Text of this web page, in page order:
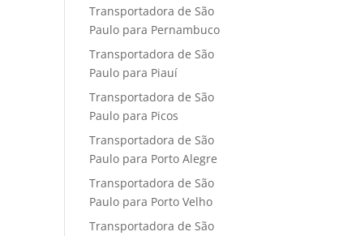
Transportadora de São
Paulo para Pernambuco
Transportadora de São
Paulo para Piauí
Transportadora de São
Paulo para Picos
Transportadora de São
Paulo para Porto Alegre
Transportadora de São
Paulo para Porto Velho
Transportadora de São